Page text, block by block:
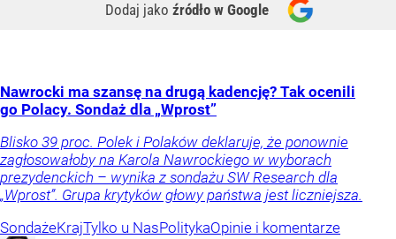
Dodaj jako źródło w Google
Nawrocki ma szansę na drugą kadencję? Tak ocenili
go Polacy. Sondaż dla „Wprost”
Blisko 39 proc. Polek i Polaków deklaruje, że ponownie
zagłosowałoby na Karola Nawrockiego w wyborach
prezydenckich – wynika z sondażu SW Research dla
„Wprost”. Grupa krytyków głowy państwa jest liczniejsza.
SondażeKrajTylko u NasPolitykaOpinie i komentarze